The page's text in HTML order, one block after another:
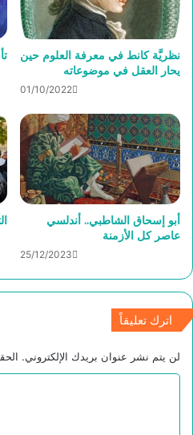
نظريَّة كانط في معرفة العلوم حين
يحار العقل في موضوعاته
01/10/2022
أبو إسحاق الشاطبي.. أندلسي
عاصر كل الأزمنة
25/12/2023
اترك تعليقاً
لن يتم نشر عنوان بريدك الإلكتروني.